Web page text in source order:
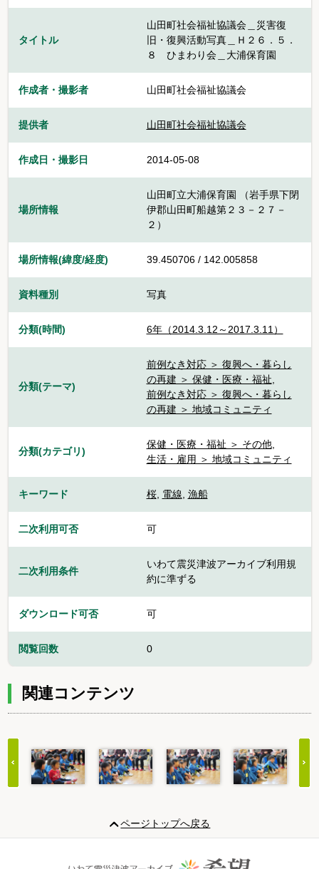
タイトル
山田町社会福祉協議会＿災害復
旧・復興活動写真＿Ｈ２６．５．
８ ひまわり会＿大浦保育園
作成者・撮影者 山田町社会福祉協議会
提供者 山田町社会福祉協議会
作成日・撮影日 2014-05-08
場所情報
山田町立大浦保育園 （岩手県下閉
伊郡山田町船越第２３－２７－
２）
場所情報(緯度/経度) 39.450706 / 142.005858
資料種別 写真
分類(時間) 6年（2014.3.12～2017.3.11）
分類(テーマ)
前例なき対応 ＞ 復興へ・暮らし
の再建 ＞ 保健・医療・福祉,
前例なき対応 ＞ 復興へ・暮らし
の再建 ＞ 地域コミュニティ
分類(カテゴリ)
保健・医療・福祉 ＞ その他,
生活・雇用 ＞ 地域コミュニティ
キーワード 桜, 電線, 漁船
二次利用可否 可
二次利用条件
いわて震災津波アーカイブ利用規
約に準ずる
ダウンロード可否 可
閲覧回数 0
関連コンテンツ
20
ページトップへ戻る